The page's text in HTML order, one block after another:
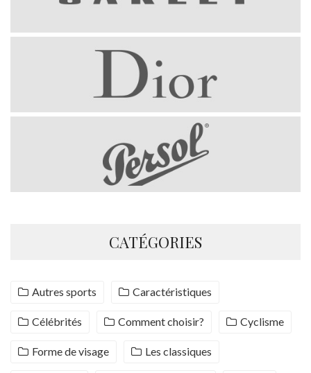
CATÉGORIES
Autres sports Caractéristiques
Célébrités Comment choisir? Cyclisme
Forme de visage Les classiques